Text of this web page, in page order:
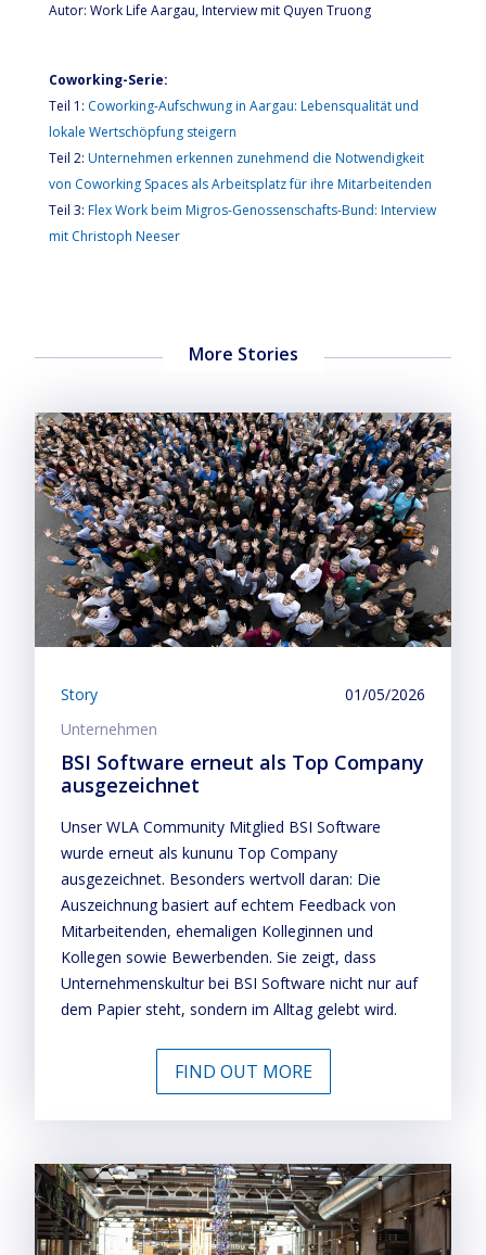
Autor: Work Life Aargau, Interview mit Quyen Truong
Coworking-Serie:
Teil 1: Coworking-Aufschwung in Aargau: Lebensqualität und
lokale Wertschöpfung steigern
Teil 2: Unternehmen erkennen zunehmend die Notwendigkeit
von Coworking Spaces als Arbeitsplatz für ihre Mitarbeitenden
Teil 3: Flex Work beim Migros-Genossenschafts-Bund: Interview
mit Christoph Neeser
More Stories
Story
01/05/2026
Unternehmen
BSI Software erneut als Top Company
ausgezeichnet
Unser WLA Community Mitglied BSI Software
wurde erneut als kununu Top Company
ausgezeichnet. Besonders wertvoll daran: Die
Auszeichnung basiert auf echtem Feedback von
Mitarbeitenden, ehemaligen Kolleginnen und
Kollegen sowie Bewerbenden. Sie zeigt, dass
Unternehmenskultur bei BSI Software nicht nur auf
dem Papier steht, sondern im Alltag gelebt wird.
FIND OUT MORE